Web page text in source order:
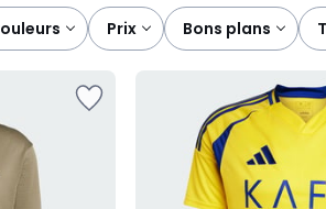
couleurs prix bons plans